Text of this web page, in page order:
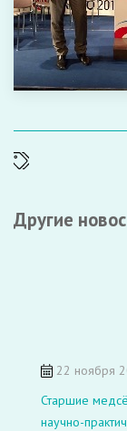
Другие
22 ноября
Старшие
научно-